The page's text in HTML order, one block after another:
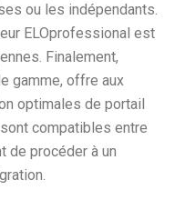
ou les indépendants.
ELOprofessional est
Finalement,
gamme, offre aux
optimales de portail
compatibles entre
de procéder à un